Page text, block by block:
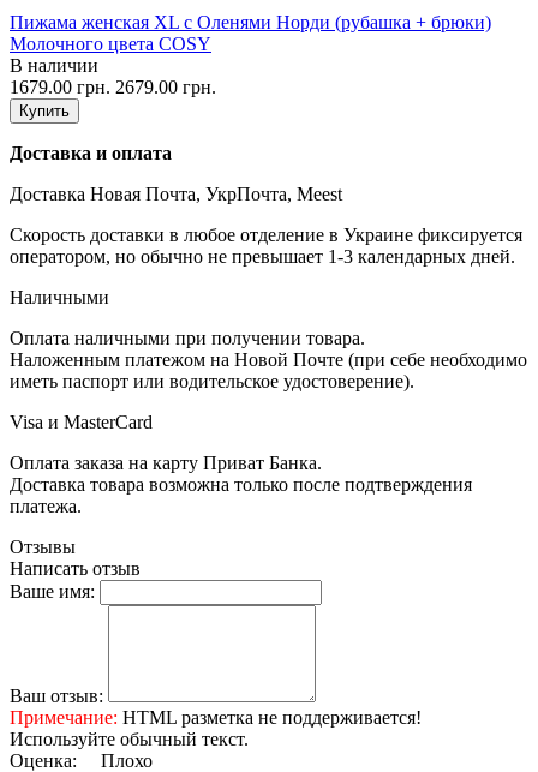
Пижама женская XL с Оленями Норди (рубашка + брюки)
Молочного цвета COSY
В наличии
1679.00 грн. 2679.00 грн.
Купить
Доставка и оплата
Доставка Новая Почта, УкрПочта, Meest
Скорость доставки в любое отделение в Украине фиксируется
оператором, но обычно не превышает 1-3 календарных дней.
Наличными
Оплата наличными при получении товара.
Наложенным платежом на Новой Почте (при себе необходимо
иметь паспорт или водительское удостоверение).
Visa и MasterCard
Оплата заказа на карту Приват Банка.
Доставка товара возможна только после подтверждения
платежа.
Отзывы
Написать отзыв
Ваше имя:
Ваш отзыв:
Примечание: HTML разметка не поддерживается!
Используйте обычный текст.
Оценка: Плохо